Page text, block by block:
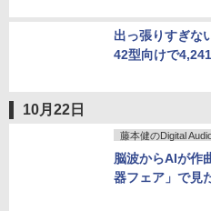
出っ張りすぎな
42型向けで
10月22日
藤本健のDigital
脳波からAIが作
器フェア」で見